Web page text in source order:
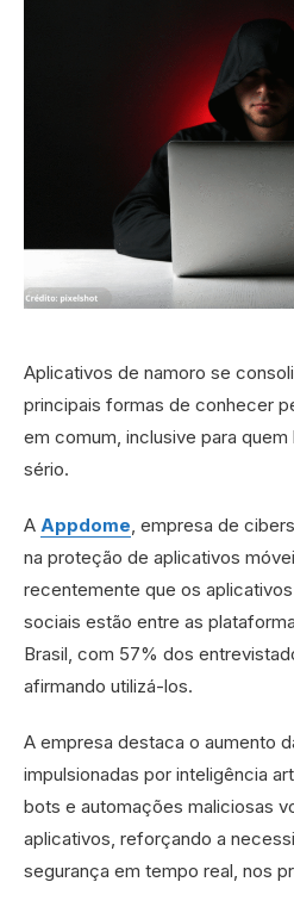
Aplicativos de namoro se
principais formas de conhecer
em comum, inclusive para
sério.
A Appdome , empresa de
na proteção de aplicativos
recentemente que os
sociais estão entre as
Brasil, com 57% dos
afirmando utilizá-los.
A empresa destaca o aumento
impulsionadas por inteligência
bots e automações maliciosas
aplicativos, reforçando a
segurança em tempo real, nos